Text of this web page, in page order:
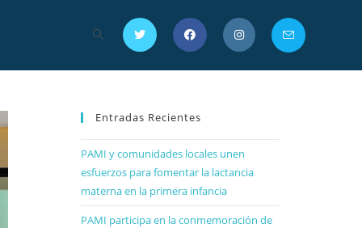
Entradas Recientes
PAMI y comunidades locales unen
esfuerzos para fomentar la lactancia
materna en la primera infancia
PAMI participa en la conmemoración de